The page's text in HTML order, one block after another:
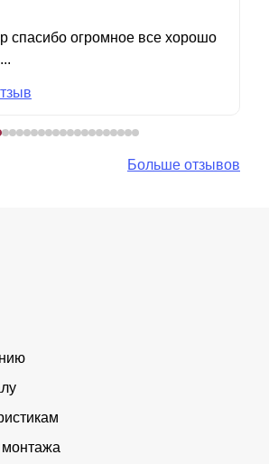
спасибо огромное все хорошо
Больше отзывов